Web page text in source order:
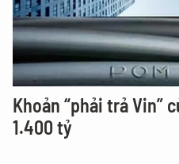
Khoản “phải trả Vin”
1.400 tỷ